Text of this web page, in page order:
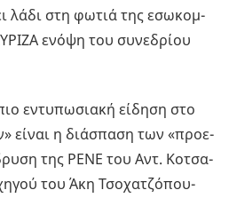
λάδι στη φωτιά της εσω­κομ­
ενόψη του συ­νε­δρί­ου
εντυ­πω­σια­κή εί­δη­ση στο
είναι η διά­σπα­ση των «προ­ε­
της ΡΕΝΕ του Αντ. Κο­τσα­
του Άκη Τσο­χα­τζό­που­